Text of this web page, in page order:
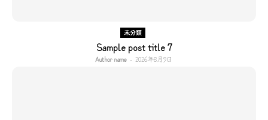
未分類
Sample post title 7
Author name - 2026年8月9日